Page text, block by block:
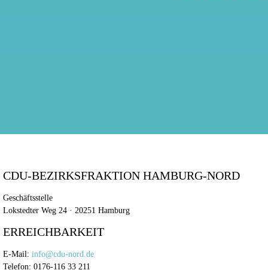
CDU-BEZIRKSFRAKTION HAMBURG-NORD
Geschäftsstelle
Lokstedter Weg 24 · 20251 Hamburg
ERREICHBARKEIT
E-Mail: info@cdu-nord.de
Telefon: 0176-116 33 211